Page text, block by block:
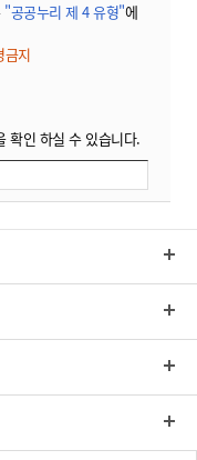
"공공누리 제 4 유형"에
금지
확인 하실 수 있습니다.